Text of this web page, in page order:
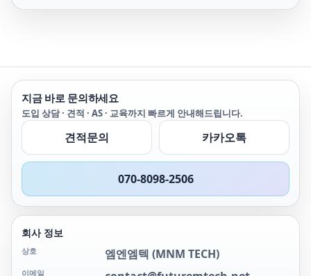
지금 바로 문의하세요
도입 상담 · 견적 · AS · 교육까지 빠르게 안내해드립니다.
견적문의 카카오톡
070-8098-2506
회사 정보
상호 엠엔엠텍 (MNM TECH)
이메일